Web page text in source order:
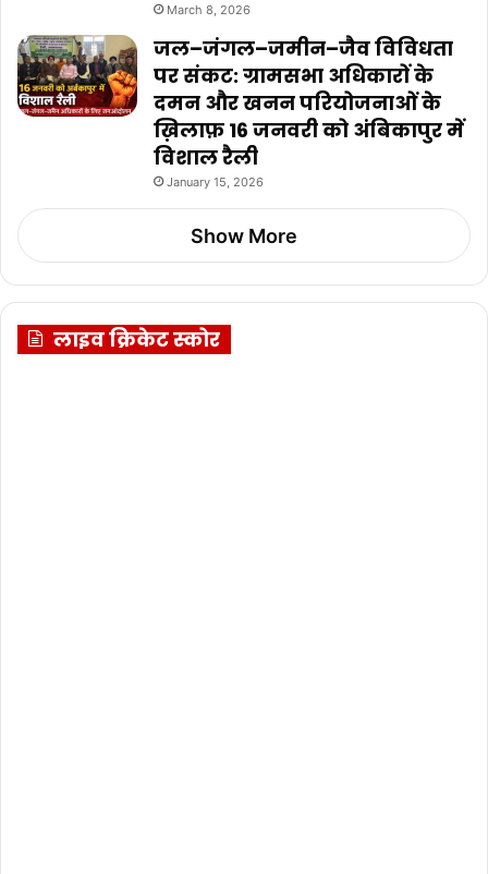
March 8, 2026
जल–जंगल–जमीन–जैव विविधता
पर संकट: ग्रामसभा अधिकारों के
दमन और खनन परियोजनाओं के
ख़िलाफ़ 16 जनवरी को अंबिकापुर में
विशाल रैली
January 15, 2026
Show More
लाइव क्रिकेट स्कोर